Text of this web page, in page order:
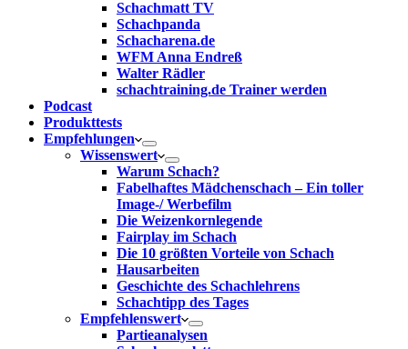
Schachmatt TV
Schachpanda
Schacharena.de
WFM Anna Endreß
Walter Rädler
schachtraining.de Trainer werden
Podcast
Produkttests
Empfehlungen
Wissenswert
Warum Schach?
Fabelhaftes Mädchenschach – Ein toller
Image-/ Werbefilm
Die Weizenkornlegende
Fairplay im Schach
Die 10 größten Vorteile von Schach‎
Hausarbeiten
Geschichte des Schachlehrens
Schachtipp des Tages
Empfehlenswert
Partieanalysen